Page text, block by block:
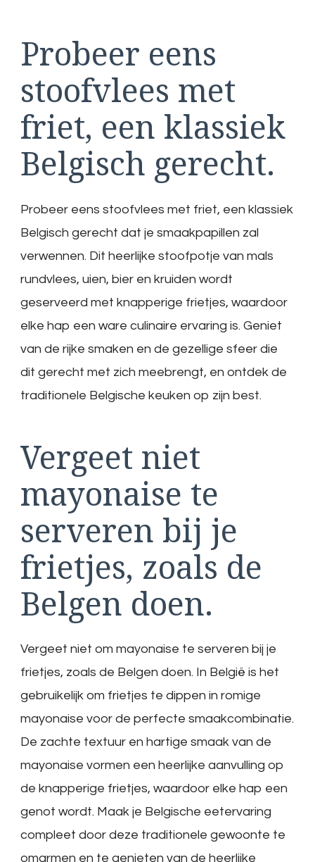
Probeer eens
stoofvlees met
friet, een klassiek
Belgisch gerecht.
Probeer eens stoofvlees met friet, een klassiek
Belgisch gerecht dat je smaakpapillen zal
verwennen. Dit heerlijke stoofpotje van mals
rundvlees, uien, bier en kruiden wordt
geserveerd met knapperige frietjes, waardoor
elke hap een ware culinaire ervaring is. Geniet
van de rijke smaken en de gezellige sfeer die
dit gerecht met zich meebrengt, en ontdek de
traditionele Belgische keuken op zijn best.
Vergeet niet
mayonaise te
serveren bij je
frietjes, zoals de
Belgen doen.
Vergeet niet om mayonaise te serveren bij je
frietjes, zoals de Belgen doen. In België is het
gebruikelijk om frietjes te dippen in romige
mayonaise voor de perfecte smaakcombinatie.
De zachte textuur en hartige smaak van de
mayonaise vormen een heerlijke aanvulling op
de knapperige frietjes, waardoor elke hap een
genot wordt. Maak je Belgische eetervaring
compleet door deze traditionele gewoonte te
omarmen en te genieten van de heerlijke